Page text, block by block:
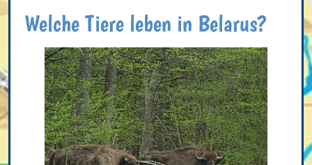
Welche Tiere leben in Belarus?